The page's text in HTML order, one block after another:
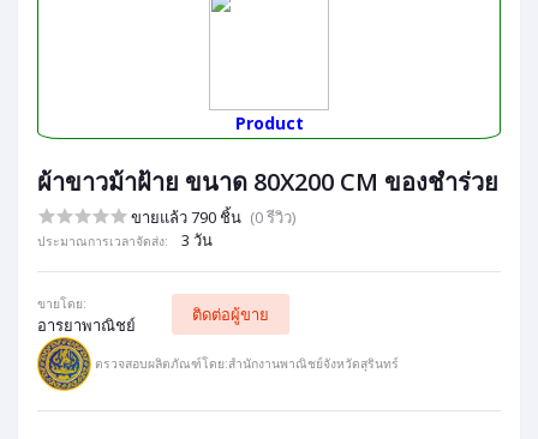
Product
ผ้าขาวม้าฝ้าย ขนาด 80X200 CM ของชำร่วย
ขายแล้ว 790 ชิ้น (0 รีวิว)
ประมาณการเวลาจัดส่ง: 3 วัน
ขายโดย:
อารยาพาณิชย์
ติดต่อผู้ขาย
ตรวจสอบผลิตภัณฑ์โดย:สำนักงานพาณิชย์จังหวัดสุรินทร์